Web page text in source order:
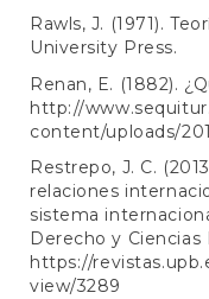
Rawls, J. (1971).
University Press.
Renan, E. (1882).
http://
content/uploads/
Restrepo, J. C.
relaciones
sistema
Derecho y Ciencias
https://
view/3289